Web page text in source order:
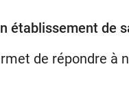
établissement de
de répondre à